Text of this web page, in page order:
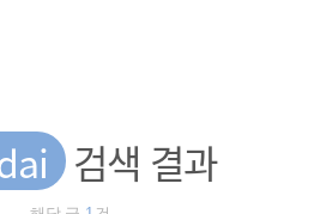
검색 결과